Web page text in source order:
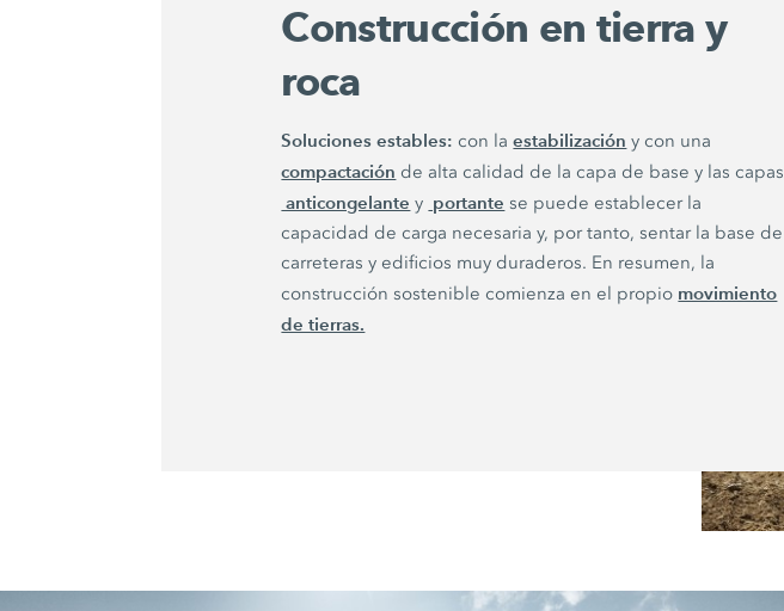
Construcción en tierra y
roca
Soluciones estables: con laestabilización y con una
compactación de alta calidad de la capa de base y las capas
anticongelante y portante se puede establecer la
capacidad de carga necesaria y, por tanto, sentar la base de
carreteras y edificios muy duraderos. En resumen, la
construcción sostenible comienza en el propio movimiento
de tierras.